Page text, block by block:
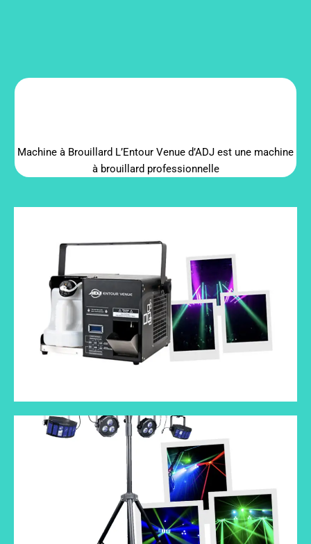
Machine à Brouillard L’Entour Venue d’ADJ est une machine
à brouillard professionnelle